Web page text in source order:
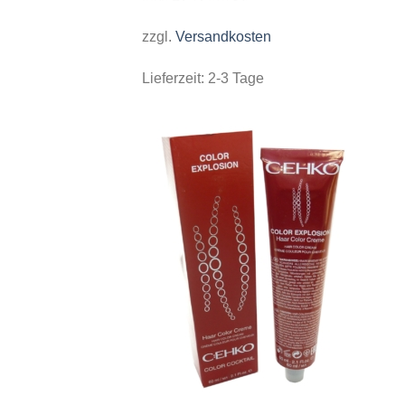
zzgl. Versandkosten
Lieferzeit: 2-3 Tage